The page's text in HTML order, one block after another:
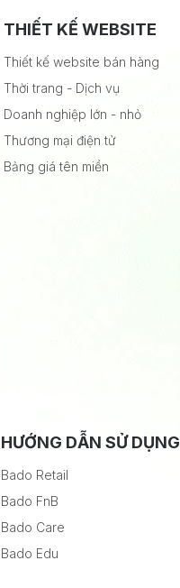
THIẾT KẾ WEBSITE
Thiết kế website bán hàng
Thời trang - Dịch vụ
Doanh nghiệp lớn - nhỏ
Thương mại điện tử
Bảng giá tên miền
HƯỚNG DẪN SỬ DỤNG
Bado Retail
Bado FnB
Bado Care
Bado Edu